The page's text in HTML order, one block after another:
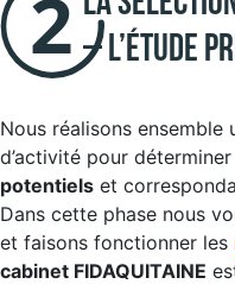
– L’étude
Nous réalisons
d’activité pour
potentiels et
Dans cette phase nous
et faisons fonctionner les
cabinet FIDAQUITAINE